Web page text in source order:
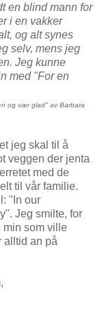
en blind mann for
i en vakker
og alt synes
selv, mens jeg
Jeg kunne
med "For en
glad" av Barbara
jeg skal til å
veggen der jenta
med de
til vår familie.
"In our
Jeg smilte, for
min som ville
alltid an på